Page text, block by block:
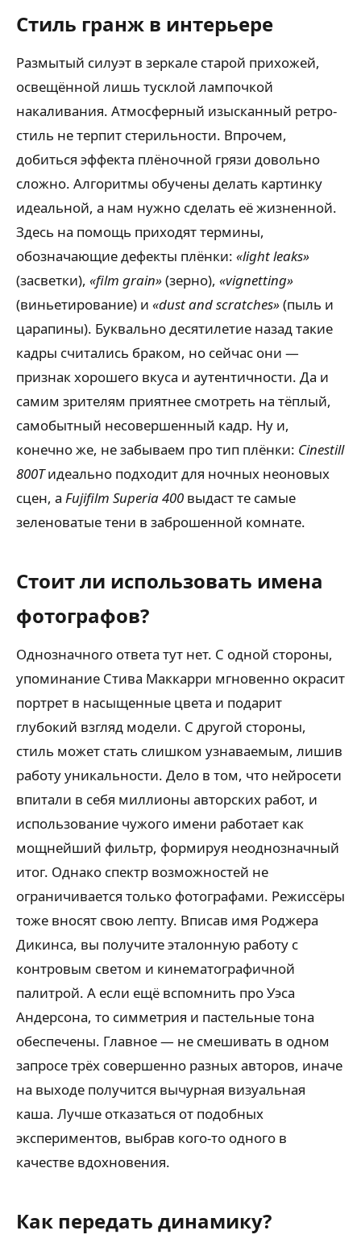
Стиль гранж в интерьере
Размытый силуэт в зеркале старой прихожей,
освещённой лишь тусклой лампочкой
накаливания. Атмосферный изысканный ретро-
стиль не терпит стерильности. Впрочем,
добиться эффекта плёночной грязи довольно
сложно. Алгоритмы обучены делать картинку
идеальной, а нам нужно сделать её жизненной.
Здесь на помощь приходят термины,
обозначающие дефекты плёнки: «light leaks»
(засветки), «film grain»(зерно), «vignetting»
(виньетирование) и «dust and scratches»(пыль и
царапины). Буквально десятилетие назад такие
кадры считались браком, но сейчас они —
признак хорошего вкуса и аутентичности. Да и
самим зрителям приятнее смотреть на тёплый,
самобытный несовершенный кадр. Ну и,
конечно же, не забываем про тип плёнки: Cinestill
800Tидеально подходит для ночных неоновых
сцен, а Fujifilm Superia 400 выдаст те самые
зеленоватые тени в заброшенной комнате.
Стоит ли использовать имена
фотографов?
Однозначного ответа тут нет. С одной стороны,
упоминание Стива Маккарри мгновенно окрасит
портрет в насыщенные цвета и подарит
глубокий взгляд модели. С другой стороны,
стиль может стать слишком узнаваемым, лишив
работу уникальности. Дело в том, что нейросети
впитали в себя миллионы авторских работ, и
использование чужого имени работает как
мощнейший фильтр, формируя неоднозначный
итог. Однако спектр возможностей не
ограничивается только фотографами. Режиссёры
тоже вносят свою лепту. Вписав имя Роджера
Дикинса, вы получите эталонную работу с
контровым светом и кинематографичной
палитрой. А если ещё вспомнить про Уэса
Андерсона, то симметрия и пастельные тона
обеспечены. Главное — не смешивать в одном
запросе трёх совершенно разных авторов, иначе
на выходе получится вычурная визуальная
каша. Лучше отказаться от подобных
экспериментов, выбрав кого-то одного в
качестве вдохновения.
Как передать динамику?